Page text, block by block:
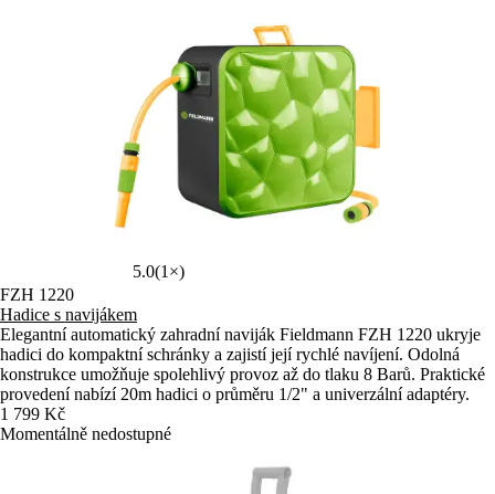
5.0(1×)
FZH 1220
Hadice s navijákem
Elegantní automatický zahradní naviják Fieldmann FZH 1220 ukryje
hadici do kompaktní schránky a zajistí její rychlé navíjení. Odolná
konstrukce umožňuje spolehlivý provoz až do tlaku 8 Barů. Praktické
provedení nabízí 20m hadici o průměru 1/2" a univerzální adaptéry.
1 799 Kč
Momentálně nedostupné